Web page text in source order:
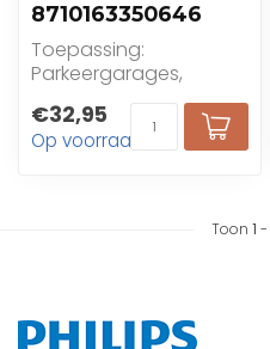
8710163350646
Toepassing:
Parkeergarages,
Ingangen, Gangen,
Trappenhuizen
€32,95
Op voorraad
Toon 1 -